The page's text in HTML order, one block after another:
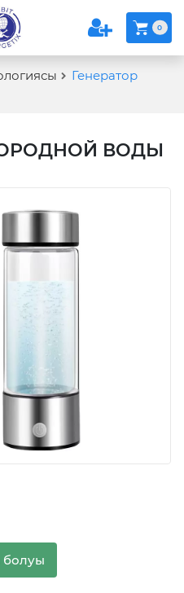
0
Генератор
ВОДЫ
болуы